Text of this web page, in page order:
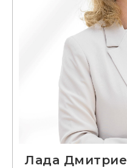
Лада